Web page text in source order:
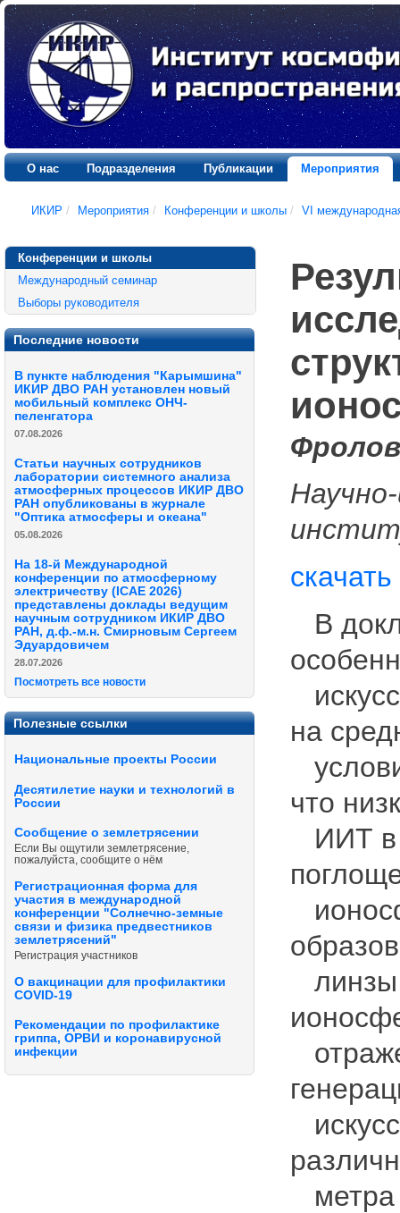
О нас Подразделения Публикации Мероприятия
ИКИР / Мероприятия / Конференции и школы / VI
Конференции и школы
Международный семинар
Выборы руководителя
Последние новости
В пункте наблюдения "Карымшина"
ИКИР ДВО РАН установлен новый
мобильный комплекс ОНЧ-
пеленгатора
07.08.2026
Статьи научных сотрудников
лаборатории системного анализа
атмосферных процессов ИКИР ДВО
РАН опубликованы в журнале
"Оптика атмосферы и океана"
05.08.2026
На 18-й Международной
конференции по атмосферному
электричеству (ICAE 2026)
представлены доклады ведущим
научным сотрудником ИКИР ДВО
РАН, д.ф.-м.н. Смирновым Сергеем
Эдуардовичем
28.07.2026
Посмотреть все новости
Полезные ссылки
Национальные проекты России
Десятилетие науки и технологий в
России
Сообщение о землетрясении
Если Вы ощутили землетрясение,
пожалуйста, сообщите о нём
Регистрационная форма для
участия в международной
конференции "Солнечно-земные
связи и физика предвестников
землетрясений"
Регистрация участников
О вакцинации для профилактики
COVID-19
Рекомендации по профилактике
гриппа, ОРВИ и коронавирусной
инфекции
скачать
В
на
что
ИИТ в
линзы
метра